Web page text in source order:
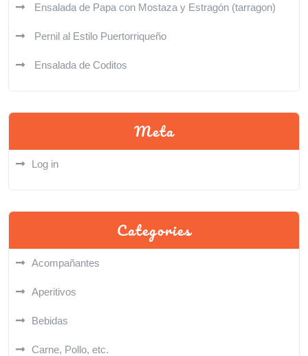
Ensalada de Papa con Mostaza y Estragón (tarragon)
Pernil al Estilo Puertorriqueño
Ensalada de Coditos
Meta
Log in
Categories
Acompañantes
Aperitivos
Bebidas
Carne, Pollo, etc.